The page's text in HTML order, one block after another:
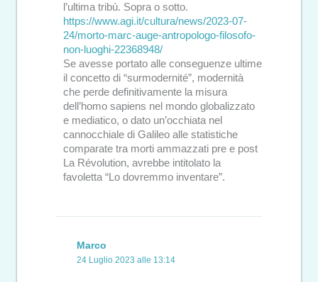
l’ultima tribù. Sopra o sotto.
https://www.agi.it/cultura/news/2023-07-
24/morto-marc-auge-antropologo-filosofo-
non-luoghi-22368948/
Se avesse portato alle conseguenze ultime
il concetto di “surmodernité”, modernità
che perde definitivamente la misura
dell’homo sapiens nel mondo globalizzato
e mediatico, o dato un’occhiata nel
cannocchiale di Galileo alle statistiche
comparate tra morti ammazzati pre e post
La Révolution, avrebbe intitolato la
favoletta “Lo dovremmo inventare”.
Marco
24 Luglio 2023 alle 13:14